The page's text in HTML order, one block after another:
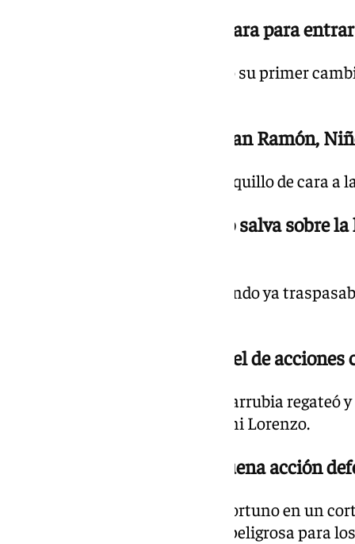
19.49 h. | 1-0 min. 57 Se prepara para
El técnico del Málaga ha elegido su primer
19.47 h. | 1-0 min. 55 Calientan Ramón,
Funes comienza a mover el banquillo de cara a
19.41 h. | 1-0 min. 49 Murillo salva sobre
El central de Malagón sacó, cuando ya
19.40 h. | 1-0 min. 48 Carrusel de
Chupe se topó con la madera, Larrubia regateó
Ezkieta salvó una acción de Dani Lorenzo.
19.38 h. | 1-0 min. 47 Muy buena acción
El central vasco estuvo muy oportuno en un
pudo terminar con una acción peligrosa para